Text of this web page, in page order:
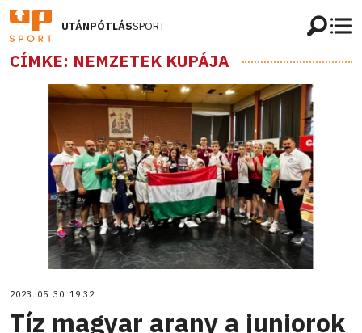
UTÁNPÓTLÁSSPORT
CÍMKE: NEMZETEK KUPÁJA
2023. 05. 30. 19:32
Tíz magyar arany a juniorok